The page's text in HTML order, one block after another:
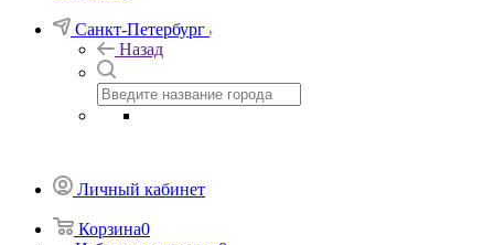
Санкт-Петербург
Назад
Личный кабинет
Корзина0